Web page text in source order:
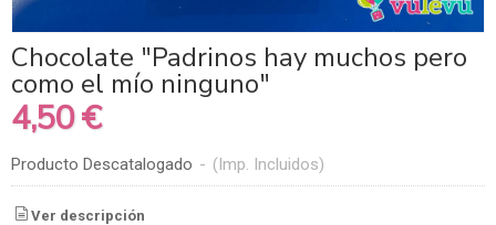
Chocolate "Padrinos hay muchos pero
como el mío ninguno"
4,50 €
Producto Descatalogado - (Imp. Incluidos)
Ver descripción